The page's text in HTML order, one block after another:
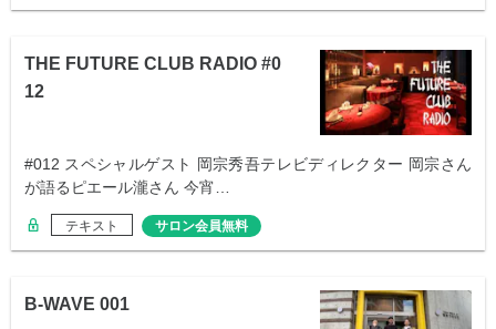
THE FUTURE CLUB RADIO #0
12
#012 スペシャルゲスト 岡宗秀吾テレビディレクター 岡宗さん
が語るピエール瀧さん 今宵…
テキスト サロン会員無料
B-WAVE 001